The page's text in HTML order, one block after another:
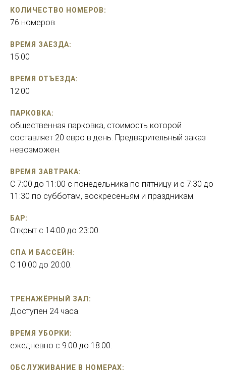
КОЛИЧЕСТВО НОМЕРОВ:
76 номеров.
ВРЕМЯ ЗАЕЗДА:
15:00
ВРЕМЯ ОТЪЕЗДА:
12:00
ПАРКОВКА:
общественная парковка, стоимость которой
составляет 20 евро в день. Предварительный заказ
невозможен.
ВРЕМЯ ЗАВТРАКА:
С 7:00 до 11:00 с понедельника по пятницу и с 7:30 до
11:30 по субботам, воскресеньям и праздникам.
БАР:
Открыт с 14:00 до 23:00.
СПА И БАССЕЙН:
С 10:00 до 20:00.
ТРЕНАЖЁРНЫЙ ЗАЛ:
Доступен 24 часа.
ВРЕМЯ УБОРКИ:
ежедневно с 9:00 до 18:00.
ОБСЛУЖИВАНИЕ В НОМЕРАХ: